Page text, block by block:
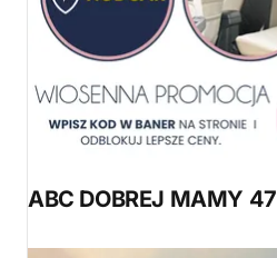
ABC DOBREJ MAMY 47